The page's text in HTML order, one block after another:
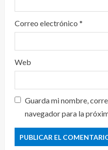
Correo electrónico *
Web
Guarda mi nombre,
navegador para la